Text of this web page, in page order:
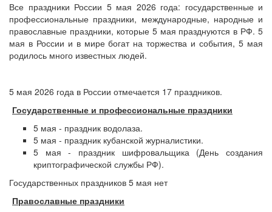
Все праздники России 5 мая 2026 года: государственные и
профессиональные праздники, международные, народные и
православные праздники, которые 5 мая празднуются в РФ. 5
мая в России и в мире богат на торжества и события, 5 мая
родилось много известных людей.
5 мая 2026 года в России отмечается 17 праздников.
Государственные и профессиональные праздники
5 мая - праздник водолаза.
5 мая - праздник кубанской журналистики.
5 мая - праздник шифровальщика (День создания
криптографической службы РФ).
Государственных праздников 5 мая нет
Православные праздники